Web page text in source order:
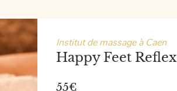
Institut de massage à Caen
Happy Feet Reflex
55€